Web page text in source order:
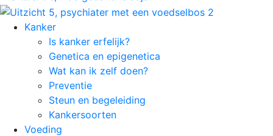
Kanker
Is kanker erfelijk?
Genetica en epigenetica
Wat kan ik zelf doen?
Preventie
Steun en begeleiding
Kankersoorten
Voeding